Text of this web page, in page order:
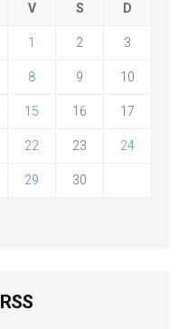
V S D
1 2 3
8 9 10
15 16 17
22 23 24
29 30